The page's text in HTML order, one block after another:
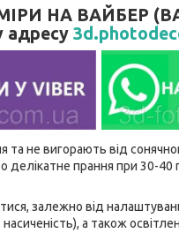
НА ВАЙБЕР
адресу
не вигорають від
делікатне прання при 30-40
залежно від
насиченість), а також